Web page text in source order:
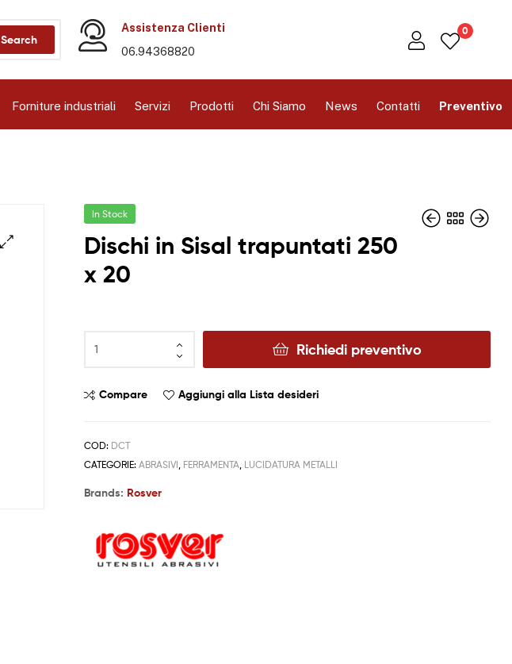
Search
Assistenza Clienti
06.94368820
0
Forniture industriali Servizi Prodotti Chi Siamo News Contatti Preventivo
In Stock
Dischi in Sisal trapuntati 250
x 20
Richiedi preventivo
Compare Aggiungi alla Lista desideri
COD: DCT
CATEGORIE:ABRASIVI FERRAMENTA LUCIDATURA METALLI
Brands: Rosver